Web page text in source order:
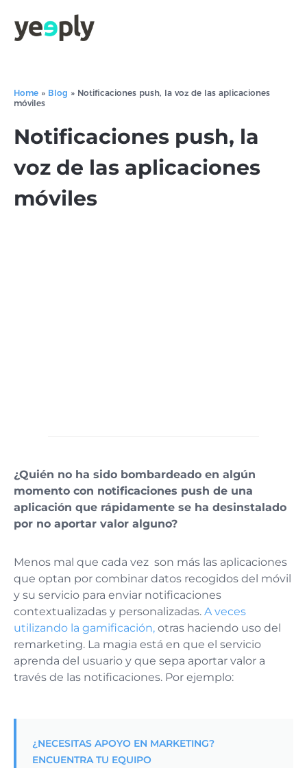
Home » Blog » Notificaciones push, la voz de las aplicaciones
móviles
Notificaciones push, la
voz de las aplicaciones
móviles
¿Quién no ha sido bombardeado en algún
momento con notificaciones push de una
aplicación que rápidamente se ha desinstalado
por no aportar valor alguno?
Menos mal que cada vez son más las aplicaciones
que optan por combinar datos recogidos del móvil
y su servicio para enviar notificaciones
contextualizadas y personalizadas. A veces
utilizando la gamificación, otras haciendo uso del
remarketing. La magia está en que el servicio
aprenda del usuario y que sepa aportar valor a
través de las notificaciones. Por ejemplo:
¿NECESITAS APOYO EN MARKETING?
ENCUENTRA TU EQUIPO